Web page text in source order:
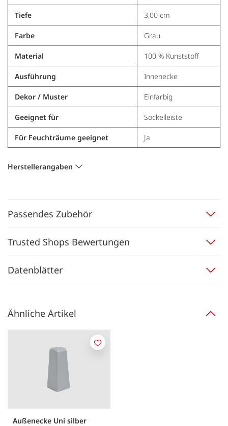
Tiefe 3,00 cm
Farbe Grau
Material 100 % Kunststoff
Ausführung Innenecke
Dekor / Muster Einfarbig
Geeignet für Sockelleiste
Für Feuchträume geeignet Ja
Herstellerangaben
Passendes Zubehör
Trusted Shops Bewertungen
Datenblätter
Ähnliche Artikel
Außenecke Uni silber
Merken